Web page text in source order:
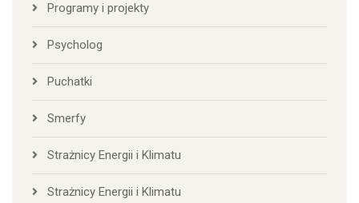
Programy i projekty
Psycholog
Puchatki
Smerfy
Strażnicy Energii i Klimatu
Strażnicy Energii i Klimatu